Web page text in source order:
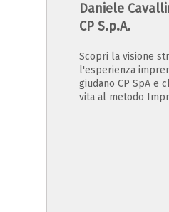
Daniele
CP S.p.A.
Scopri la visione
l'esperienza
giudano CP SpA e
vita al metodo